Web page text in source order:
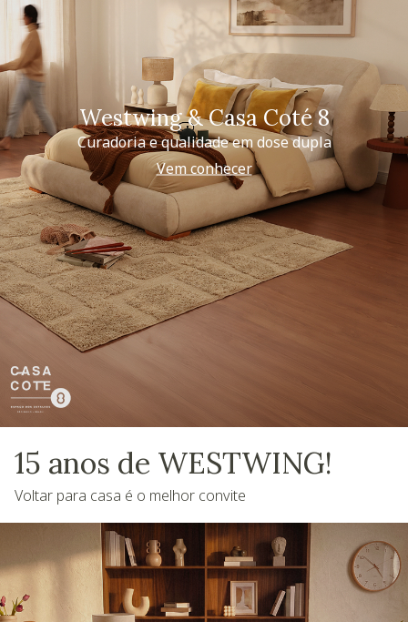
Westwing & Casa Coté 8
Curadoria e qualidade em dose dupla
Vem conhecer
15 anos de WESTWING!
Voltar para casa é o melhor convite